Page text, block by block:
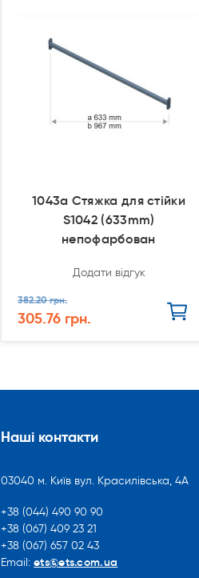
1043a Стяжка для стійки
S1042 (633mm)
непофарбован
Додати відгук
382.20 грн.
305.76 грн.
Наші контакти
03040 м. Київ вул. Красилівська, 4А
+38 (044) 490 90 90
+38 (067) 409 23 21
+38 (067) 657 02 43
Email: ets@ets.com.ua